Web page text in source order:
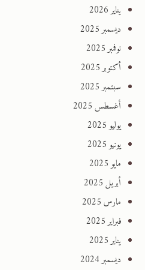
يناير 2026
ديسمبر 2025
نوفمبر 2025
أكتوبر 2025
سبتمبر 2025
أغسطس 2025
يوليو 2025
يونيو 2025
مايو 2025
أبريل 2025
مارس 2025
فبراير 2025
يناير 2025
ديسمبر 2024